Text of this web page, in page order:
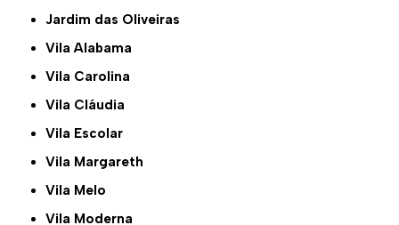
Jardim das Oliveiras
Vila Alabama
Vila Carolina
Vila Cláudia
Vila Escolar
Vila Margareth
Vila Melo
Vila Moderna